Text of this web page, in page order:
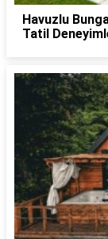
Havuzlu
Tatil